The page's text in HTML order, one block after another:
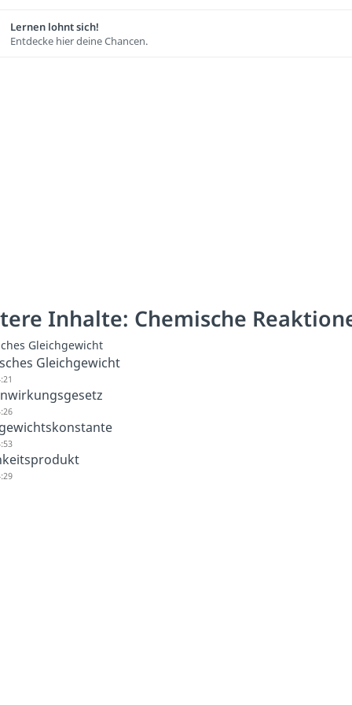
Lernen lohnt sich!
Entdecke hier deine Chancen.
Inhalte: Chemische
Gleichgewicht
Gleichgewicht